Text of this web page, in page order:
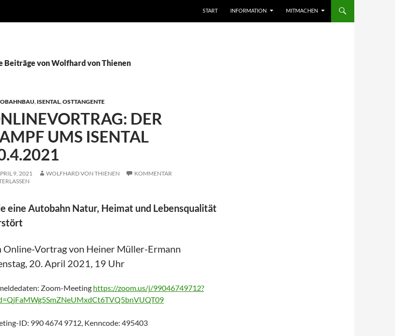
START INFORMATION MITMACHEN
Beiträge von Wolfhard von Thienen
, ISENTAL,OSTTANGENTE
DER
UMS ISENTAL
9, 2021 WOLFHARD VON THIENEN
KOMMENTAR
eine Autobahn Natur, Heimat und Lebensqualität
Online-Vortrag von Heiner Müller-Ermann
20. April 2021, 19 Uhr
Zoom-Meeting https://zoom.us/j/99046749712?
ID: 990 4674 9712, Kenncode: 495403